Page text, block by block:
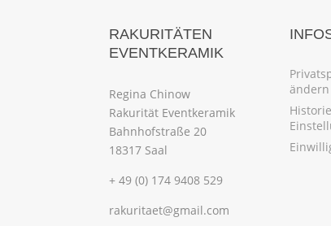
RAKURITÄTEN
EVENTKERAMIK
Regina Chinow
Rakurität Eventkeramik
Bahnhofstraße 20
18317 Saal
+ 49 (0) 174 9408 529
rakuritaet@gmail.com
ändern